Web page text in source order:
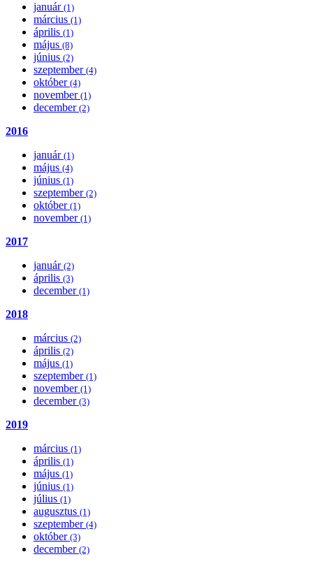
január (1)
március (1)
április (1)
május (8)
június (2)
szeptember (4)
október (4)
november (1)
december (2)
2016
január (1)
május (4)
június (1)
szeptember (2)
október (1)
november (1)
2017
január (2)
április (3)
december (1)
2018
március (2)
április (2)
május (1)
szeptember (1)
november (1)
december (3)
2019
március (1)
április (1)
május (1)
június (1)
július (1)
augusztus (1)
szeptember (4)
október (3)
december (2)